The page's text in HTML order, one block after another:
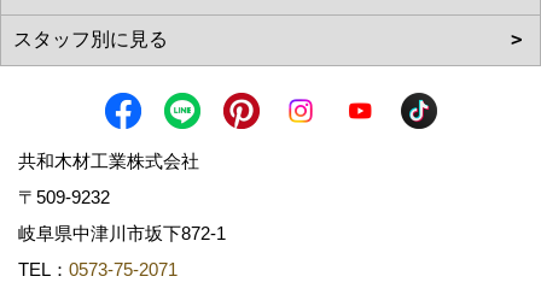
共和木材工業株式会社
〒509-9232
岐阜県中津川市坂下872‐1
TEL： 0573-75-2071